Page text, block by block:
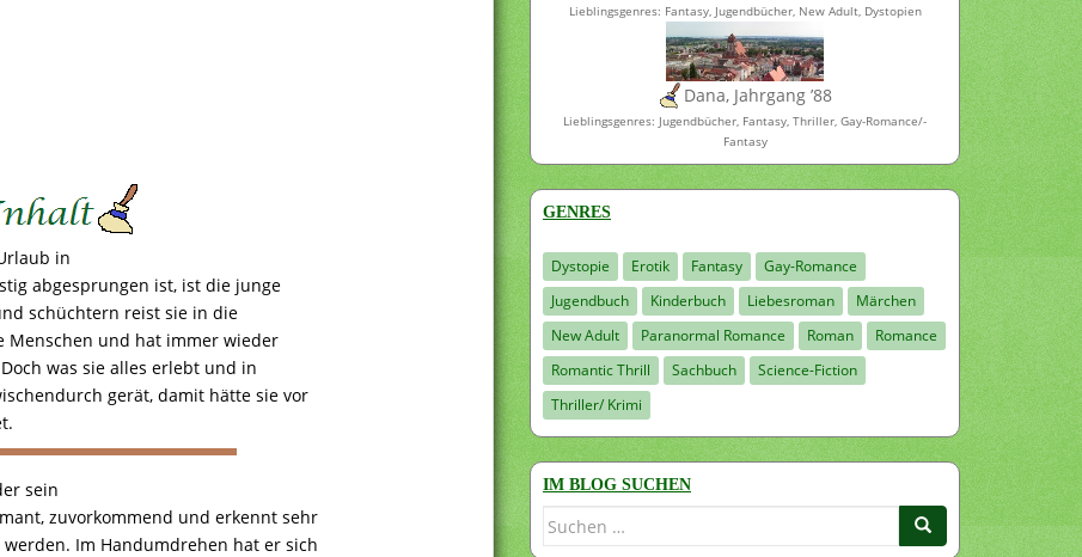
in
abgesprungen ist, ist die junge
schüchtern reist sie in die
und hat immer wieder
was sie alles erlebt und in
gerät, damit hätte sie vor
sein
zuvorkommend und erkennt sehr
Im Handumdrehen hat er sich
Lieblingsgenres: Fantasy, Jugendbücher, New Adult, Dystopien
Dana, Jahrgang ’88
Lieblingsgenres: Jugendbücher, Fantasy, Thriller, Gay-Romance/-
Fantasy
GENRES
Dystopie Erotik Fantasy
Gay-Romance
Jugendbuch
Kinderbuch Liebesroman
Märchen
New Adult
Paranormal Romance Roman
Romance
Romantic Thrill
Sachbuch
Science-Fiction
Thriller/ Krimi
IM BLOG SUCHEN
Suchen